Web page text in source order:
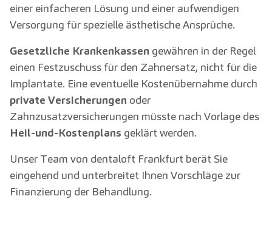
einer einfacheren Lösung und einer aufwendigen
Versorgung für spezielle ästhetische Ansprüche.
Gesetzliche Krankenkassen gewähren in der Regel
einen Festzuschuss für den Zahnersatz, nicht für die
Implantate. Eine eventuelle Kostenübernahme durch
private Versicherungen oder
Zahnzusatzversicherungen müsste nach Vorlage des
Heil-und-Kostenplans geklärt werden.
Unser Team von dentaloft Frankfurt berät Sie
eingehend und unterbreitet Ihnen Vorschläge zur
Finanzierung der Behandlung.